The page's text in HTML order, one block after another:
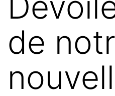
de